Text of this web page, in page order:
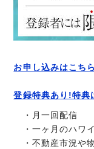
お申し込みはこち
登録特典あり!特典
・月一回配信
・一ヶ月のハワ
・不動産市況や